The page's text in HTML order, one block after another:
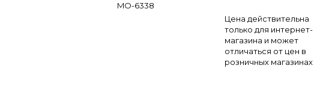
MO-6338
Цена действительна
только для интернет-
магазина и может
отличаться от цен в
розничных магазинах